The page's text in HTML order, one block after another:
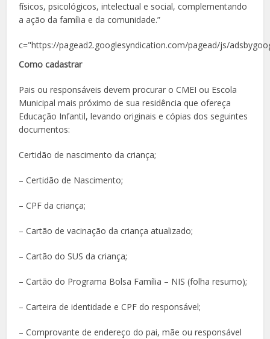
físicos, psicológicos, intelectual e social, complementando
a ação da família e da comunidade.”
c="https://pagead2.googlesyndication.com/pagead/js/
Como cadastrar
Pais ou responsáveis devem procurar o CMEI ou Escola
Municipal mais próximo de sua residência que ofereça
Educação Infantil, levando originais e cópias dos seguintes
documentos:
Certidão de nascimento da criança;
– Certidão de Nascimento;
– CPF da criança;
– Cartão de vacinação da criança atualizado;
– Cartão do SUS da criança;
– Cartão do Programa Bolsa Família ­– NIS (folha resumo);
– Carteira de identidade e CPF do responsável;
– Comprovante de endereço do pai, mãe ou responsável